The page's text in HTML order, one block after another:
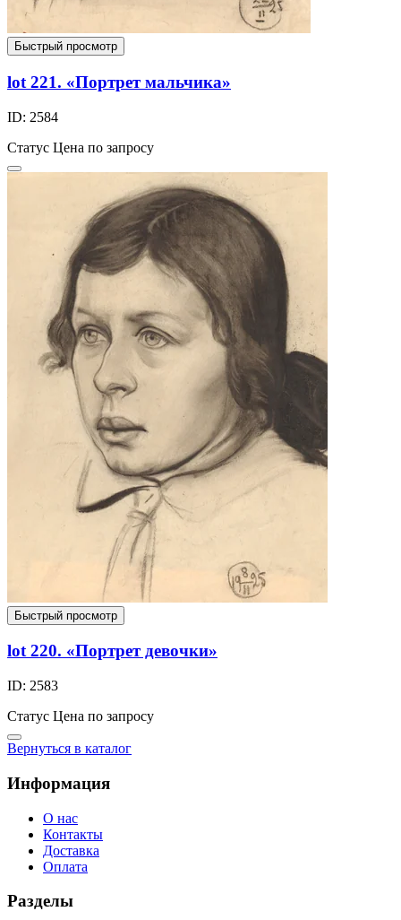
Быстрый просмотр
lot 221. «Портрет мальчика»
ID: 2584
Статус Цена по запросу
Быстрый просмотр
lot 220. «Портрет девочки»
ID: 2583
Статус Цена по запросу
Вернуться в каталог
Информация
О нас
Контакты
Доставка
Оплата
Разделы